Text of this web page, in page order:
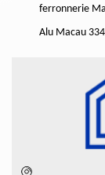
ferronnerie
Alu Macau